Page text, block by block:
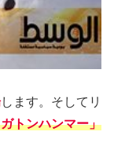
します。そしてリ
トンハンマー」